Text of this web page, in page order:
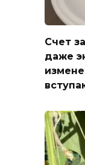
Счет
даже